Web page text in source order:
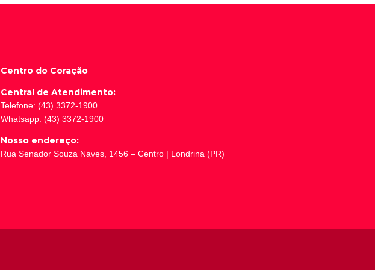
Centro do Coração
Central de Atendimento:
Telefone: (43) 3372-1900
Whatsapp: (43) 3372-1900
Nosso endereço:
Rua Senador Souza Naves, 1456 – Centro | Londrina (PR)